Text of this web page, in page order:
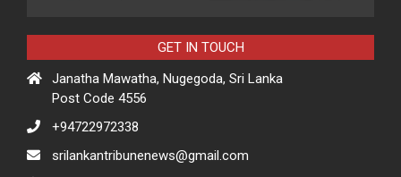
GET IN TOUCH
Janatha Mawatha, Nugegoda, Sri Lanka
Post Code 4556
+94722972338
srilankantribunenews@gmail.com